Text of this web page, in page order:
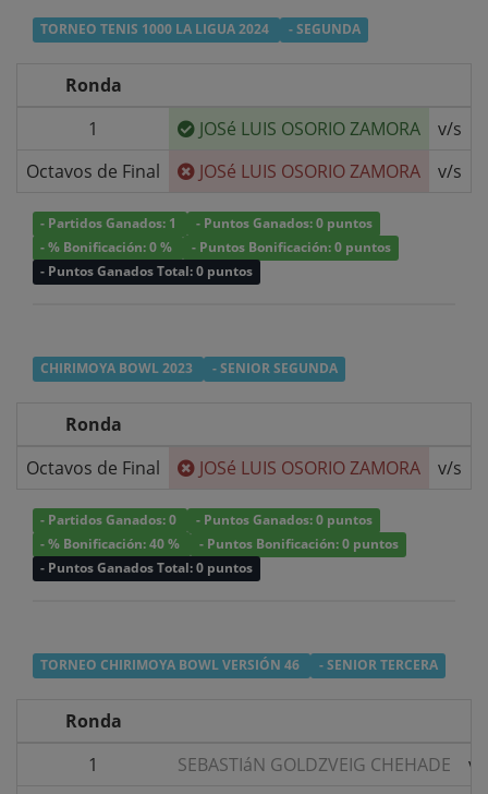
TORNEO TENIS 1000 LA LIGUA 2024 - SEGUNDA
Ronda
1
JOSé LUIS OSORIO ZAMORA v/s
Octavos de Final
JOSé LUIS OSORIO ZAMORA v/s
- Partidos Ganados: 1
- Puntos Ganados: 0 puntos
- % Bonificación: 0 %
- Puntos Bonificación: 0 puntos
- Puntos Ganados Total: 0 puntos
CHIRIMOYA BOWL 2023 - SENIOR SEGUNDA
Ronda
Octavos de Final
JOSé LUIS OSORIO ZAMORA v/s
- Partidos Ganados: 0
- Puntos Ganados: 0 puntos
- % Bonificación: 40 %
- Puntos Bonificación: 0 puntos
- Puntos Ganados Total: 0 puntos
TORNEO CHIRIMOYA BOWL VERSIÓN 46 - SENIOR TERCERA
Ronda
1
SEBASTIáN GOLDZVEIG CHEHADE
v/